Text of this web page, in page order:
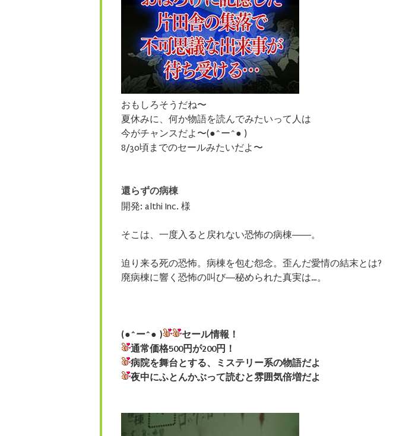
おもしろそうだね〜
夏休みに、何か物語を読んでみたいって人は
今がチャンスだよ〜(●^ー^● )
8/30頃までのセールみたいだよ〜
還らずの病棟
開発: althi Inc. 様
そこは、一度入ると戻れない恐怖の病棟――。
迫り来る死の恐怖。病棟を包む怨念。歪んだ愛情の結末とは?
廃病棟に響く恐怖の叫び―秘められた真実は…。
(●^ー^● )
セール情報！
通常価格500円が200円！
病院を舞台とする、ミステリー系の物語だよ
夜中にふとんかぶって読むと雰囲気倍増だよ